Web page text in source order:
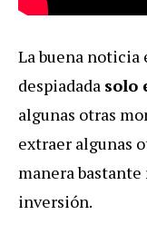
La buena noticia
despiadada solo
algunas otras
extraer algunas
manera
inversión.